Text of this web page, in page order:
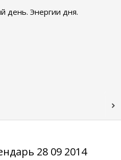
день. Энергии дня.
28 09 2014